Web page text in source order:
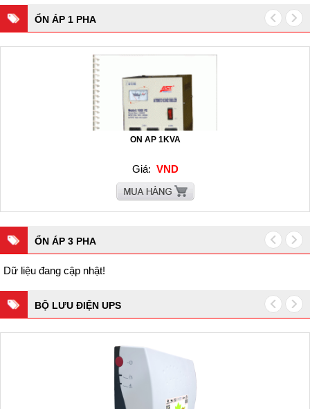
ỔN ÁP 1 PHA
ON AP 1KVA
Giá: VND
ỔN ÁP 3 PHA
Dữ liệu đang cập nhật!
BỘ LƯU ĐIỆN UPS